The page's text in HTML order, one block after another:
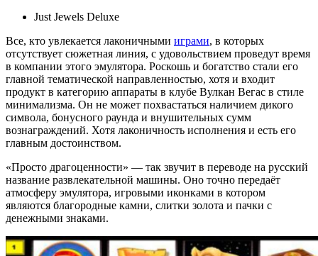
Just Jewels Deluxe
Все, кто увлекается лаконичными играми, в которых
отсутствует сюжетная линия, с удовольствием проведут время
в компании этого эмулятора. Роскошь и богатство стали его
главной тематической направленностью, хотя и входит
продукт в категорию аппараты в клубе Вулкан Вегас в стиле
минимализма. Он не может похвастаться наличием дикого
символа, бонусного раунда и внушительных сумм
вознаграждений. Хотя лаконичность исполнения и есть его
главным достоинством.
«Просто драгоценности» — так звучит в переводе на русский
название развлекательной машины. Оно точно передаёт
атмосферу эмулятора, игровыми иконками в котором
являются благородные камни, слитки золота и пачки с
денежными знаками.